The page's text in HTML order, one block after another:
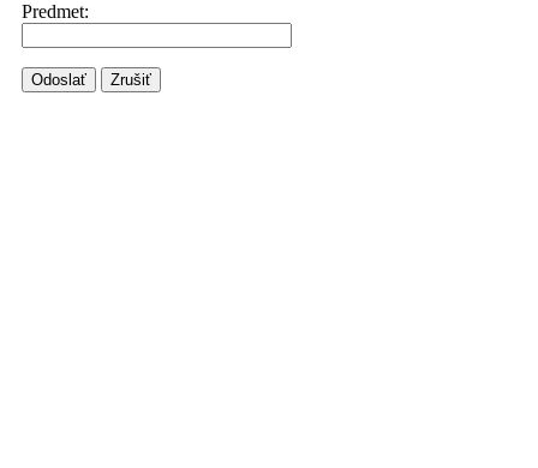
Predmet:
Odoslať Zrušiť